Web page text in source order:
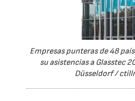
Empresas punteras de 48
su asistencias a Glasstec
Düsseldorf /